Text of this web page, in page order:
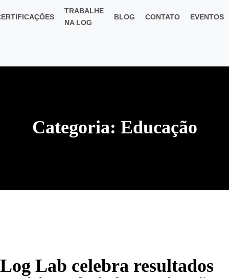
TRABALHE
NA LOG
BLOG CONTATO EVENTOS
Categoria: Educação
Log Lab celebra resultados